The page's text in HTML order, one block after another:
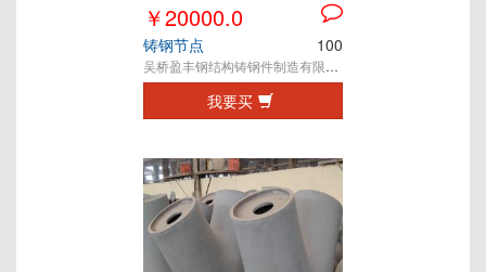
￥20000.0
铸钢节点 100
吴桥盈丰钢结构铸钢件制造有限公司
我要买